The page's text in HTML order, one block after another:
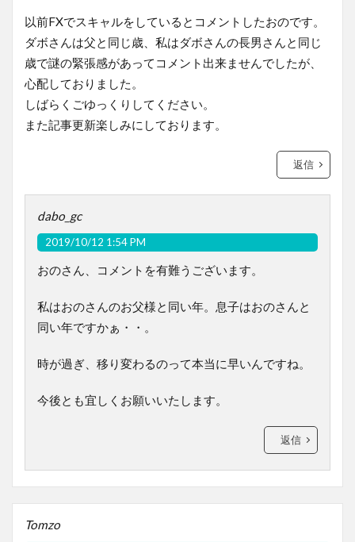
以前FXでスキャルをしているとコメントしたおのです。
ダボさんは父と同じ歳、私はダボさんの長男さんと同じ
歳で謎の緊張感があってコメント出来ませんでしたが、
心配しておりました。
しばらくごゆっくりしてください。
また記事更新楽しみにしております。
返信
dabo_gc
2019/10/12 1:54 PM
おのさん、コメントを有難うございます。
私はおのさんのお父様と同い年。息子はおのさんと
同い年ですかぁ・・。
時が過ぎ、移り変わるのって本当に早いんですね。
今後とも宜しくお願いいたします。
返信
Tomzo